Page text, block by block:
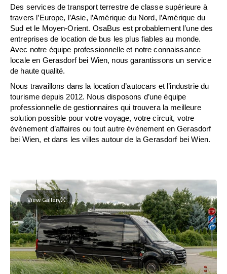
Des services de transport terrestre de classe supérieure à
travers l’Europe, l’Asie, l’Amérique du Nord, l’Amérique du
Sud et le Moyen-Orient. OsaBus est probablement l’une des
entreprises de location de bus les plus fiables au monde.
Avec notre équipe professionnelle et notre connaissance
locale en Gerasdorf bei Wien, nous garantissons un service
de haute qualité.
Nous travaillons dans la location d’autocars et l’industrie du
tourisme depuis 2012. Nous disposons d’une équipe
professionnelle de gestionnaires qui trouvera la meilleure
solution possible pour votre voyage, votre circuit, votre
événement d’affaires ou tout autre événement en Gerasdorf
bei Wien, et dans les villes autour de la Gerasdorf bei Wien.
View Gallery